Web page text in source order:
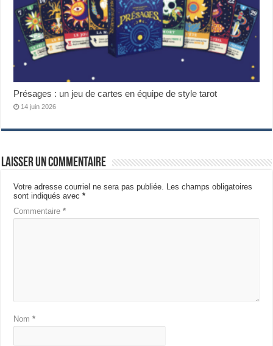
Présages : un jeu de cartes en équipe de style tarot
14 juin 2026
Laisser un commentaire
Votre adresse courriel ne sera pas publiée. Les champs obligatoires
sont indiqués avec*
Commentaire*
Nom*